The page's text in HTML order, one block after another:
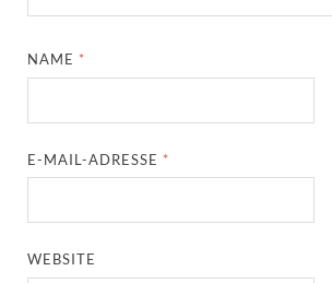
NAME *
E-MAIL-ADRESSE *
WEBSITE